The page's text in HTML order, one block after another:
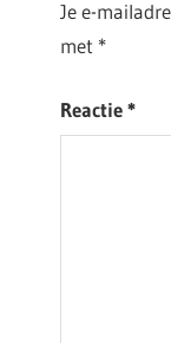
Je e-
met *
Reactie*